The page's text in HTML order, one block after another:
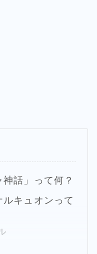
話」って何？
キュオンって